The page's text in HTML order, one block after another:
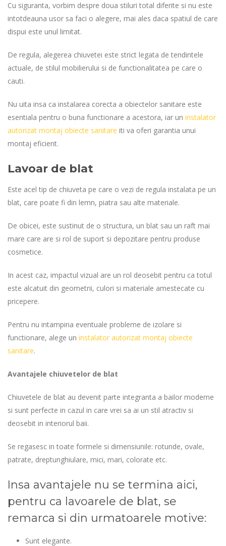
Cu siguranta, vorbim despre doua stiluri total diferite si nu este
intotdeauna usor sa faci o alegere, mai ales daca spatiul de care
dispui este unul limitat.
De regula, alegerea chiuvetei este strict legata de tendintele
actuale, de stilul mobilierului si de functionalitatea pe care o
cauti.
Nu uita insa ca instalarea corecta a obiectelor sanitare este
esentiala pentru o buna functionare a acestora, iar un instalator
autorizat montaj obiecte sanitare iti va oferi garantia unui
montaj eficient.
Lavoar de blat
Este acel tip de chiuveta pe care o vezi de regula instalata pe un
blat, care poate fi din lemn, piatra sau alte materiale.
De obicei, este sustinut de o structura, un blat sau un raft mai
mare care are si rol de suport si depozitare pentru produse
cosmetice.
In acest caz, impactul vizual are un rol deosebit pentru ca totul
este alcatuit din geometrii, culori si materiale amestecate cu
pricepere.
Pentru nu intampina eventuale probleme de izolare si
functionare, alege un instalator autorizat montaj obiecte
sanitare.
Avantajele chiuvetelor de blat
Chiuvetele de blat au devenit parte integranta a bailor moderne
si sunt perfecte in cazul in care vrei sa ai un stil atractiv si
deosebit in interiorul baii.
Se regasesc in toate formele si dimensiunile: rotunde, ovale,
patrate, dreptunghiulare, mici, mari, colorate etc.
Insa avantajele nu se termina aici,
pentru ca lavoarele de blat, se
remarca si din urmatoarele motive:
Sunt elegante.